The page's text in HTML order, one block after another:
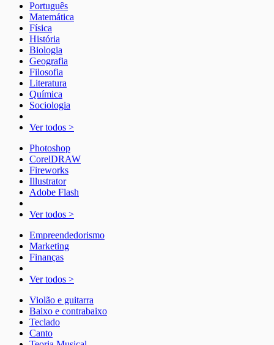
Português
Matemática
Física
História
Biologia
Geografia
Filosofia
Literatura
Química
Sociologia
Ver todos >
Photoshop
CorelDRAW
Fireworks
Illustrator
Adobe Flash
Ver todos >
Empreendedorismo
Marketing
Finanças
Ver todos >
Violão e guitarra
Baixo e contrabaixo
Teclado
Canto